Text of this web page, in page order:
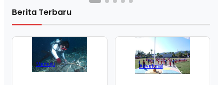
Berita Terbaru
Mamuju Advetorial